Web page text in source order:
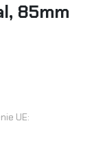
85mm
UE: